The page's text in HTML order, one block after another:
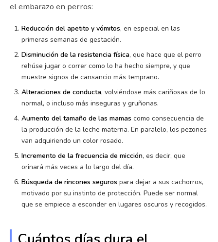
el embarazo en perros:
Reducción del apetito y vómitos, en especial en las
primeras semanas de gestación.
Disminución de la resistencia física, que hace que el perro
rehúse jugar o correr como lo ha hecho siempre, y que
muestre signos de cansancio más temprano.
Alteraciones de conducta, volviéndose más cariñosas de lo
normal, o incluso más inseguras y gruñonas.
Aumento del tamaño de las mamas como consecuencia de
la producción de la leche materna. En paralelo, los pezones
van adquiriendo un color rosado.
Incremento de la frecuencia de micción, es decir, que
orinará más veces a lo largo del día.
Búsqueda de rincones seguros para dejar a sus cachorros,
motivado por su instinto de protección. Puede ser normal
que se empiece a esconder en lugares oscuros y recogidos.